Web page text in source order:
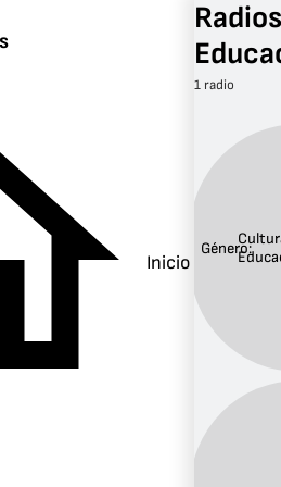
Inicio
1 radio
Género: